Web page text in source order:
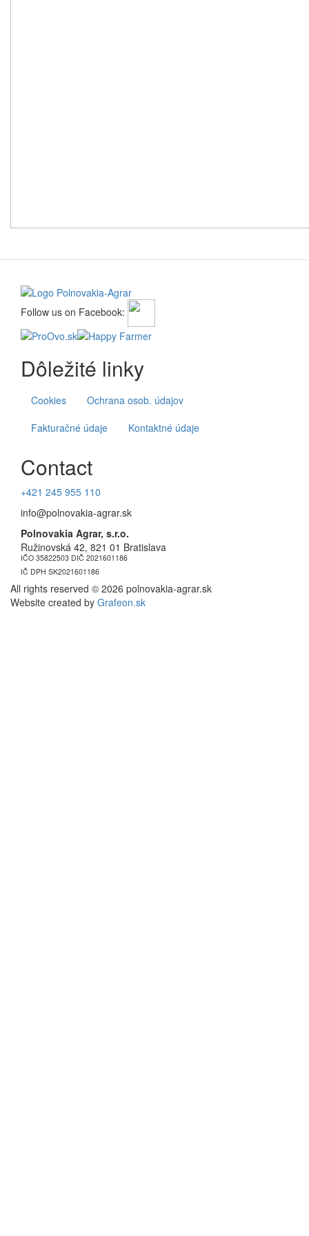
Follow us on Facebook:
Dôležité linky
Cookies
Ochrana osob. údajov
Fakturačné údaje
Kontaktné údaje
Contact
+421 245 955 110
info@polnovakia-agrar.sk
Polnovakia Agrar, s.r.o.
Ružinovská 42, 821 01 Bratislava
IČO 35822503 DIČ 2021601186
IČ DPH SK2021601186
All rights reserved © 2026 polnovakia-agrar.sk
Website created by Grafeon.sk